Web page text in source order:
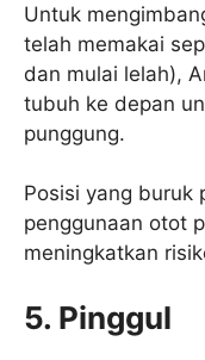
Untuk
telah memakai
dan mulai lelah),
tubuh ke depan
punggung.
Posisi yang buruk
penggunaan otot
meningkatkan
5. Pinggul